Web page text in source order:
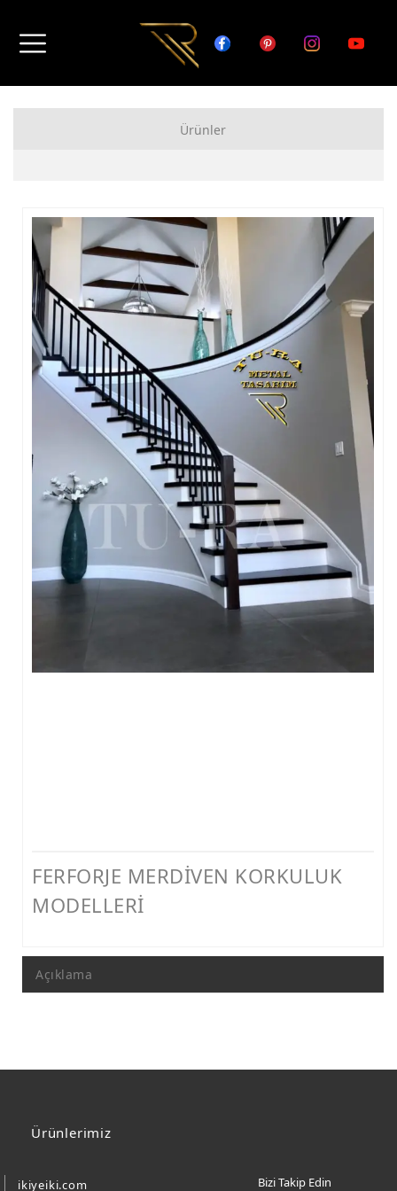
Ürünler
FERFORJE GARAJ KAPISI MODELLERİ
FERFORJE DUVAR ÜSTÜ KORKULUK MODELLERİ
FERFORJE BALKON KORKULUK MODELLERİ
FERFORJE MERDİVEN KORKULUK MODELLERİ
DEMİR MERDİVEN MODELLERİ
FERFORJE PERGOLA & FERFORJE SUNDURMA
FERFORJE ÇARDAK VE KAMELYA MODELLERİ
FERFORJE PENCERE KORKULUK MODELLERİ
METAL RAF MODELLERİ
METAL SEHPA VE DRESUAR MODELLERİ
FERFORJE MERDİVEN KORKULUK
MODELLERİ
Açıklama
Ürünlerimiz
ikiyeiki.com Bizi Takip Edin